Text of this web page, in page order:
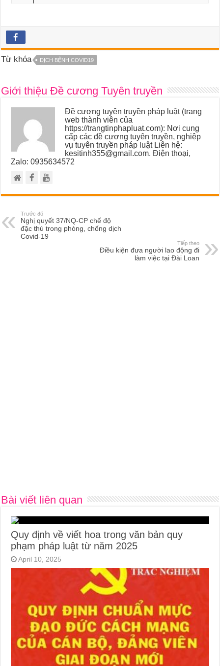
Từ khóa DỊCH BỆNH COVID19
Giới thiệu Đề cương Tuyên truyền
Đề cương tuyên truyền pháp luật (trang
web thành viên của
https://trangtinphapluat.com): Nơi cung
cấp các đề cương tuyên truyền, nghiệp
vụ tuyên truyền pháp luật Liên hệ:
kesitinh355@gmail.com. Điện thoại,
Zalo: 0935634572
Trước đó
Nghị quyết 37/NQ-CP chế độ
đặc thù trong phòng, chống dịch
Covid-19
Tiếp theo
Điều kiện đưa người lao động đi
làm việc tại Đài Loan
Bài viết liên quan
Quy định về viết hoa trong văn bản quy
phạm pháp luật từ năm 2025
April 10, 2025